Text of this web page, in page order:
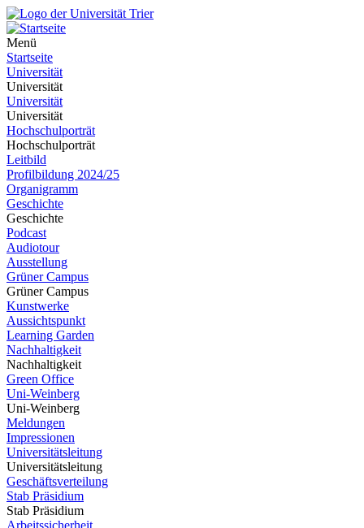
Menü
Startseite
Universität
Universität
Universität
Universität
Hochschulporträt
Hochschulporträt
Leitbild
Profilbildung 2024/25
Organigramm
Geschichte
Geschichte
Podcast
Audiotour
Ausstellung
Grüner Campus
Grüner Campus
Kunstwerke
Aussichtspunkt
Learning Garden
Nachhaltigkeit
Nachhaltigkeit
Green Office
Uni-Weinberg
Uni-Weinberg
Meldungen
Impressionen
Universitätsleitung
Universitätsleitung
Geschäftsverteilung
Stab Präsidium
Stab Präsidium
Arbeitssicherheit